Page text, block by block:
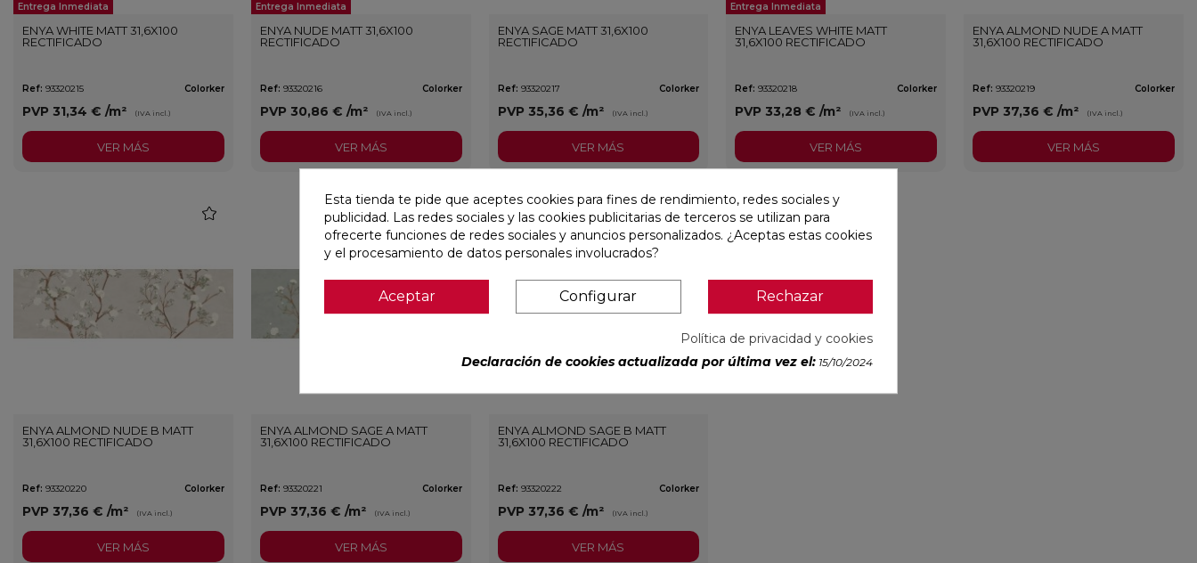
Entrega Inmediata
ENYA WHITE MATT 31,6X100
RECTIFICADO
Ref: 93320215 Colorker
PVP 31,34 € /m² (IVA incl.)
VER MÁS
Entrega Inmediata
ENYA NUDE MATT 31,6X100
RECTIFICADO
Ref: 93320216 Colorker
PVP 30,86 € /m² (IVA incl.)
VER MÁS
ENYA SAGE MATT 31,6X100
RECTIFICADO
Ref: 93320217 Colorker
PVP 35,36 € /m² (IVA incl.)
VER MÁS
Entrega Inmediata
ENYA LEAVES WHITE MATT
31,6X100 RECTIFICADO
Ref: 93320218 Colorker
PVP 33,28 €/m² (IVA incl.)
VER MÁS
ENYA ALMOND NUDE A MATT
31,6X100 RECTIFICADO
Ref: 93320219 Colorker
PVP 37,36 €/m² (IVA incl.)
VER MÁS
ENYA ALMOND NUDE B MATT
31,6X100 RECTIFICADO
Ref: 93320220 Colorker
PVP 37,36 € /m² (IVA incl.)
favorite
VER MÁS
ENYA ALMOND SAGE A MATT
31,6X100 RECTIFICADO
Ref: 93320221 Colorker
PVP 37,36 € /m² (IVA incl.)
favorite
VER MÁS
ENYA ALMOND SAGE B MATT
31,6X100 RECTIFICADO
Ref: 93320222 Colorker
PVP 37,36 € /m² (IVA incl.)
favorite
VER MÁS
Esta tienda te pide que aceptes cookies para fines de rendimiento, redes sociales y
publicidad. Las redes sociales y las cookies publicitarias de terceros se utilizan para
ofrecerte funciones de redes sociales y anuncios personalizados. ¿Aceptas estas cookies
y el procesamiento de datos personales involucrados?
Aceptar Configurar Rechazar
Política de privacidad y cookies
Declaración de cookies actualizada por última vez el: 15/10/2024